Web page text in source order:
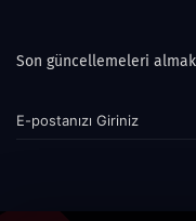
Son güncellemeleri